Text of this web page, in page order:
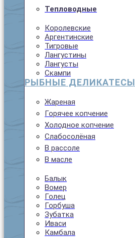
Тепловодные
Королевские
Аргентинские
Тигровые
Лангустины
Лангусты
Скампи
РЫБНЫЕ ДЕЛИКАТЕСЫ
Жареная
Горячее копчение
Холодное копчение
Слабосолёная
В рассоле
В масле
Балык
Вомер
Голец
Горбуша
Зубатка
Иваси
Камбала